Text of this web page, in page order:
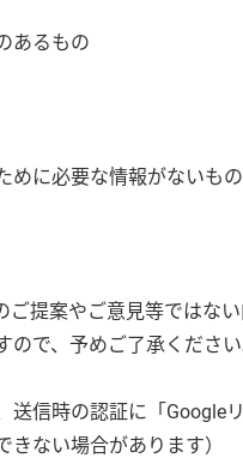
あるもの
めに必要な情報がないもの
提案やご意見等ではな
で、予めご了承ください
時の認証に「Googleリ
きない場合があります）